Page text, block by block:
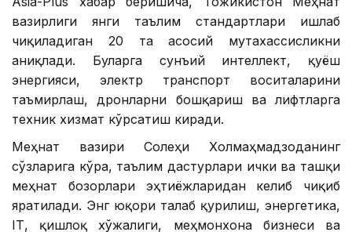
вазирлиги янги таълим стандартлари ишлаб
чиқиладиган 20 та асосий мутахассисликни
аниқлади. Буларга сунъий интеллект, қуёш
энергияси, электр транспорт воситаларини
таъмирлаш, дронларни бошқариш ва лифтларга
техник хизмат кўрсатиш киради.
Меҳнат вазири Солеҳи Холмаҳмадзоданинг
сўзларига кўра, таълим дастурлари ички ва ташқи
меҳнат бозорлари эҳтиёжларидан келиб чиқиб
яратилади. Энг юқори талаб қурилиш, энергетика,
IТ, қишлоқ хўжалиги, меҳмонхона бизнеси ва